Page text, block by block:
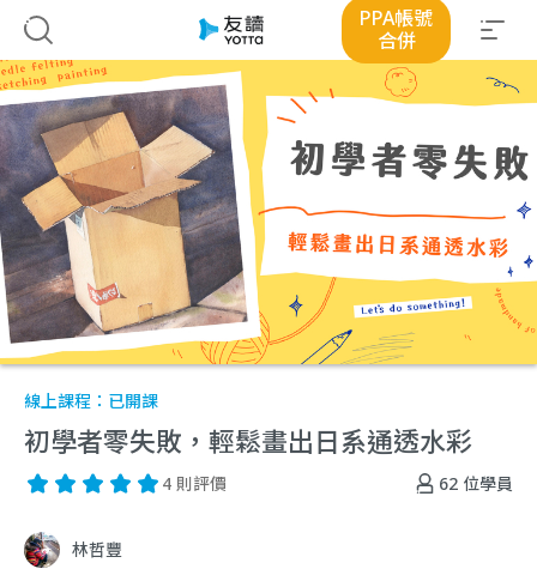
PPA帳號
合併
線上課程： 已開課
初學者零失敗，輕鬆畫出日系通透水彩
62 位學員
4 則評價
林哲豐